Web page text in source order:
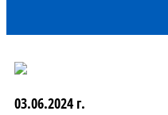
03.06.2024 г.